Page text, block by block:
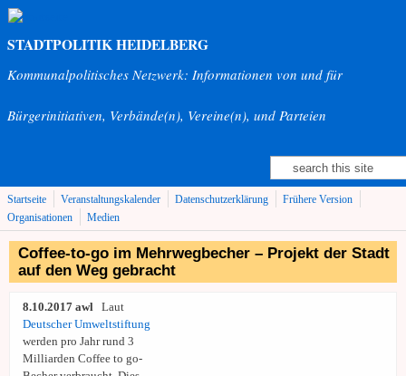
Direkt zum Inhalt
STADTPOLITIK HEIDELBERG
Kommunalpolitisches Netzwerk: Informationen von und für
Bürgerinitiativen, Verbände(n), Vereine(n), und Parteien
Suchformular
Suche
Startseite Veranstaltungskalender Datenschutzerklärung
Frühere Version
Organisationen
Medien
Coffee-to-go im Mehrwegbecher – Projekt der Stadt
auf den Weg gebracht
8.10.2017 awl Laut
Deutscher Umweltstiftung
werden pro Jahr rund 3
Milliarden Coffee to go-